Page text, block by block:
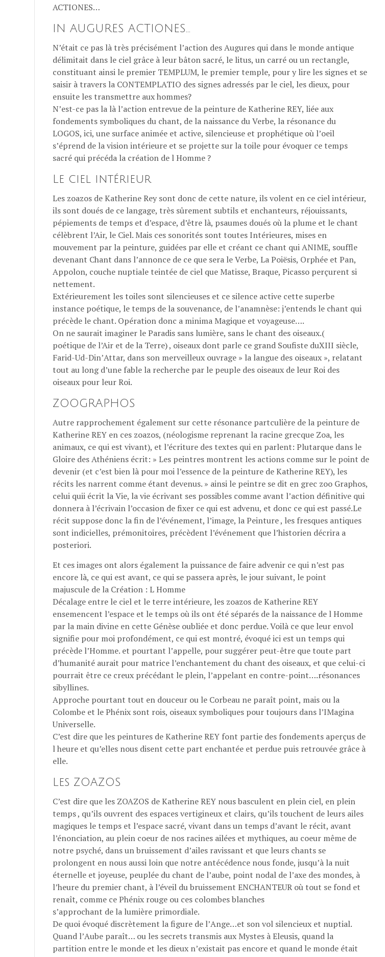
ACTIONES…
IN AUGURES ACTIONES…
N’était ce pas là très précisément l’action des Augures qui dans le monde antique
délimitait dans le ciel grâce à leur bâton sacré, le litus, un carré ou un rectangle,
constituant ainsi le premier TEMPLUM, le premier temple, pour y lire les signes et se
saisir à travers la CONTEMPLATIO des signes adressés par le ciel, les dieux, pour
ensuite les transmettre aux hommes?
Nʼest-ce pas la là lʼaction entrevue de la peinture de Katherine REY, liée aux
fondements symboliques du chant, de la naissance du Verbe, la résonance du
LOGOS, ici, une surface animée et active, silencieuse et prophétique où lʼoeil
sʼéprend de la vision intérieure et se projette sur la toile pour évoquer ce temps
sacré qui précéda la création de l Homme ?
Le ciel intérieur
Les zoazos de Katherine Rey sont donc de cette nature, ils volent en ce ciel intérieur,
ils sont doués de ce langage, très sûrement subtils et enchanteurs, réjouissants,
pépiements de temps et d’espace, d’être là, psaumes doués où la plume et le chant
célèbrent l’Air, le Ciel. Mais ces sonorités sont toutes Intérieures, mises en
mouvement par la peinture, guidées par elle et créant ce chant qui ANIME, souffle
devenant Chant dans lʼannonce de ce que sera le Verbe, La Poiësis, Orphée et Pan,
Appolon, couche nuptiale teintée de ciel que Matisse, Braque, Picasso perçurent si
nettement.
Extérieurement les toiles sont silencieuses et ce silence active cette superbe
instance poétique, le temps de la souvenance, de l’anamnèse: j’entends le chant qui
précède le chant. Opération donc a minima Magique et voyageuse….
On ne saurait imaginer le Paradis sans lumière, sans le chant des oiseaux.(
poétique de l’Air et de la Terre) , oiseaux dont parle ce grand Soufiste duXIII siècle,
Farid-Ud-DinʼAttar, dans son merveilleux ouvrage » la langue des oiseaux », relatant
tout au long dʼune fable la recherche par le peuple des oiseaux de leur Roi des
oiseaux pour leur Roi.
ZOOGRAPHOS
Autre rapprochement également sur cette résonance partculière de la peinture de
Katherine REY en ces zoazos, (néologisme reprenant la racine grecque Zoa, les
animaux, ce qui est vivant), et l’écriture des textes qui en parlent: Plutarque dans le
Gloire des Athéniens écrit: » Les peintres montrent les actions comme sur le point de
devenir (et c’est bien là pour moi l’essence de la peinture de Katherine REY), les
récits les narrent comme étant devenus. » ainsi le peintre se dit en grec zoo Graphos,
celui quii écrit la Vie, la vie écrivant ses possibles comme avant l’action définitive qui
donnera à l’écrivain l’occasion de fixer ce qui est advenu, et donc ce qui est passé.Le
récit suppose donc la fin de l’événement, l’image, la Peinture , les fresques antiques
sont indicielles, prémonitoires, précèdent l’événement que lʼhistorien décrira a
posteriori.
Et ces images ont alors également la puissance de faire advenir ce qui n’est pas
encore là, ce qui est avant, ce qui se passera après, le jour suivant, le point
majuscule de la Création : L Homme
Décalage entre le ciel et le terre intérieure, les zoazos de Katherine REY
ensemencent l’espace et le temps où ils ont été séparés de la naissance de l Homme
par la main divine en cette Génèse oubliée et donc perdue. Voilà ce que leur envol
signifie pour moi profondément, ce qui est montré, évoqué ici est un temps qui
précède l’Homme. et pourtant l’appelle, pour suggérer peut-être que toute part
d’humanité aurait pour matrice l’enchantement du chant des oiseaux, et que celui-ci
pourrait être ce creux précédant le plein, l’appelant en contre-point….résonances
sibyllines.
Approche pourtant tout en douceur ou le Corbeau ne paraît point, mais ou la
Colombe et le Phénix sont rois, oiseaux symboliques pour toujours dans l’IMagina
Universelle.
C’est dire que les peintures de Katherine REY font partie des fondements aperçus de
l heure et qu’elles nous disent cette part enchantée et perdue puis retrouvée grâce à
elle.
Les ZOAZOS
C’est dire que les ZOAZOS de Katherine REY nous basculent en plein ciel, en plein
temps , qu’ils ouvrent des espaces vertigineux et clairs, qu’ils touchent de leurs ailes
magiques le temps et l’espace sacré, vivant dans un temps d’avant le récit, avant
l’énonciation, au plein coeur de nos racines ailées et mythiques, au coeur même de
notre psyché, dans un bruissement d’ailes ravissant et que leurs chants se
prolongent en nous aussi loin que notre antécédence nous fonde, jusqu’à la nuit
éternelle et joyeuse, peuplée du chant de l’aube, point nodal de l’axe des mondes, à
l’heure du premier chant, à l’éveil du bruissement ENCHANTEUR où tout se fond et
renaît, comme ce Phénix rouge ou ces colombes blanches
s’approchant de la lumière primordiale.
De quoi évoqué discrètement la figure de lʼAnge…et son vol silencieux et nuptial.
Quand lʼAube paraît… ou les secrets transmis aux Mystes à Eleusis, quand la
partition entre le monde et les dieux nʼexistait pas encore et quand le monde était